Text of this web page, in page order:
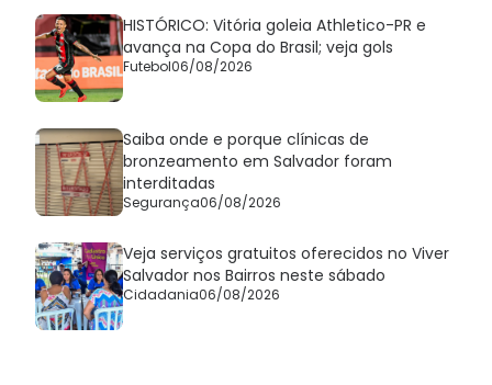
HISTÓRICO: Vitória goleia Athletico-PR e
avança na Copa do Brasil; veja gols
Futebol06/08/2026
Saiba onde e porque clínicas de
bronzeamento em Salvador foram
interditadas
Segurança06/08/2026
Veja serviços gratuitos oferecidos no Viver
Salvador nos Bairros neste sábado
Cidadania06/08/2026